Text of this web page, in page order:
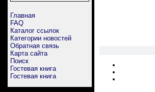
Главная
FAQ
Каталог ссылок
Категории новостей
Обратная связь
Карта сайта
Поиск
Гостевая книга
Гостевая книга